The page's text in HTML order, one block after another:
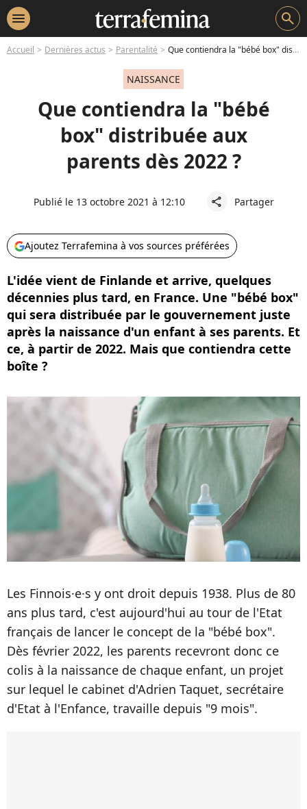
menu search
Accueil Dernières actus Parentalité Que contiendra la "bébé box" distribuée aux parents dès 2022 ?
NAISSANCE
Que contiendra la "bébé
box" distribuée aux
parents dès 2022 ?
Publié le 13 octobre 2021 à 12:10 share Partager
Ajoutez Terrafemina à vos sources préférées
L'idée vient de Finlande et arrive, quelques
décennies plus tard, en France. Une "bébé box"
qui sera distribuée par le gouvernement juste
après la naissance d'un enfant à ses parents. Et
ce, à partir de 2022. Mais que contiendra cette
boîte ?
Les Finnois·e·s y ont droit depuis 1938. Plus de 80
ans plus tard, c'est aujourd'hui au tour de l'Etat
français de lancer le concept de la "bébé box".
Dès février 2022, les parents recevront donc ce
colis à la naissance de chaque enfant, un projet
sur lequel le cabinet d'Adrien Taquet, secrétaire
d'Etat à l'Enfance, travaille depuis "9 mois".